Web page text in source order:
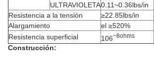
ULTRAVIOLETA0.11~0.36lbs/in
Resistencia a la tensión
≥22.85lbs/in
Alargamiento
el ≥520%
Resistencia superficial
106~8ohms
Construcción: